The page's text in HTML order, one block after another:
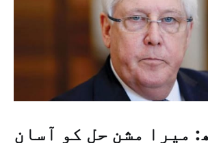
میرا مشن حل کو آسان